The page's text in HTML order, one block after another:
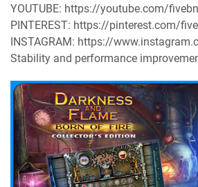
YOUTUBE: https://youtube.com/fivebn
PINTEREST: https://pinterest.com/
INSTAGRAM: https://
Stability and performance